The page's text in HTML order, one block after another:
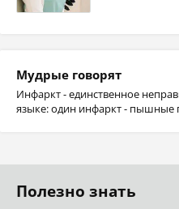
Мудрые говорят
Инфаркт - единственное
языке: один инфаркт -
Полезно знать